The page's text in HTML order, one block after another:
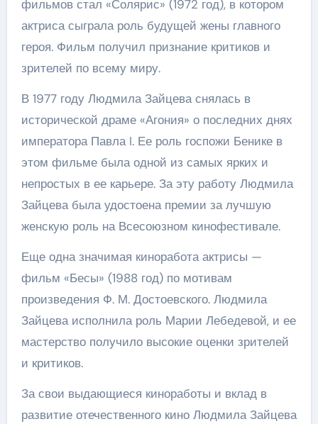
фильмов стал «Солярис» (1972 год), в котором
актриса сыграла роль будущей жены главного
героя. Фильм получил признание критиков и
зрителей по всему миру.
В 1977 году Людмила Зайцева снялась в
исторической драме «Агония» о последних днях
императора Павла I. Ее роль госпожи Бенике в
этом фильме была одной из самых ярких и
непростых в ее карьере. За эту работу Людмила
Зайцева была удостоена премии за лучшую
женскую роль на Всесоюзном кинофестивале.
Еще одна значимая киноработа актрисы —
фильм «Бесы» (1988 год) по мотивам
произведения Ф. М. Достоевского. Людмила
Зайцева исполнила роль Марии Лебедевой, и ее
мастерство получило высокие оценки зрителей
и критиков.
За свои выдающиеся киноработы и вклад в
развитие отечественного кино Людмила Зайцева